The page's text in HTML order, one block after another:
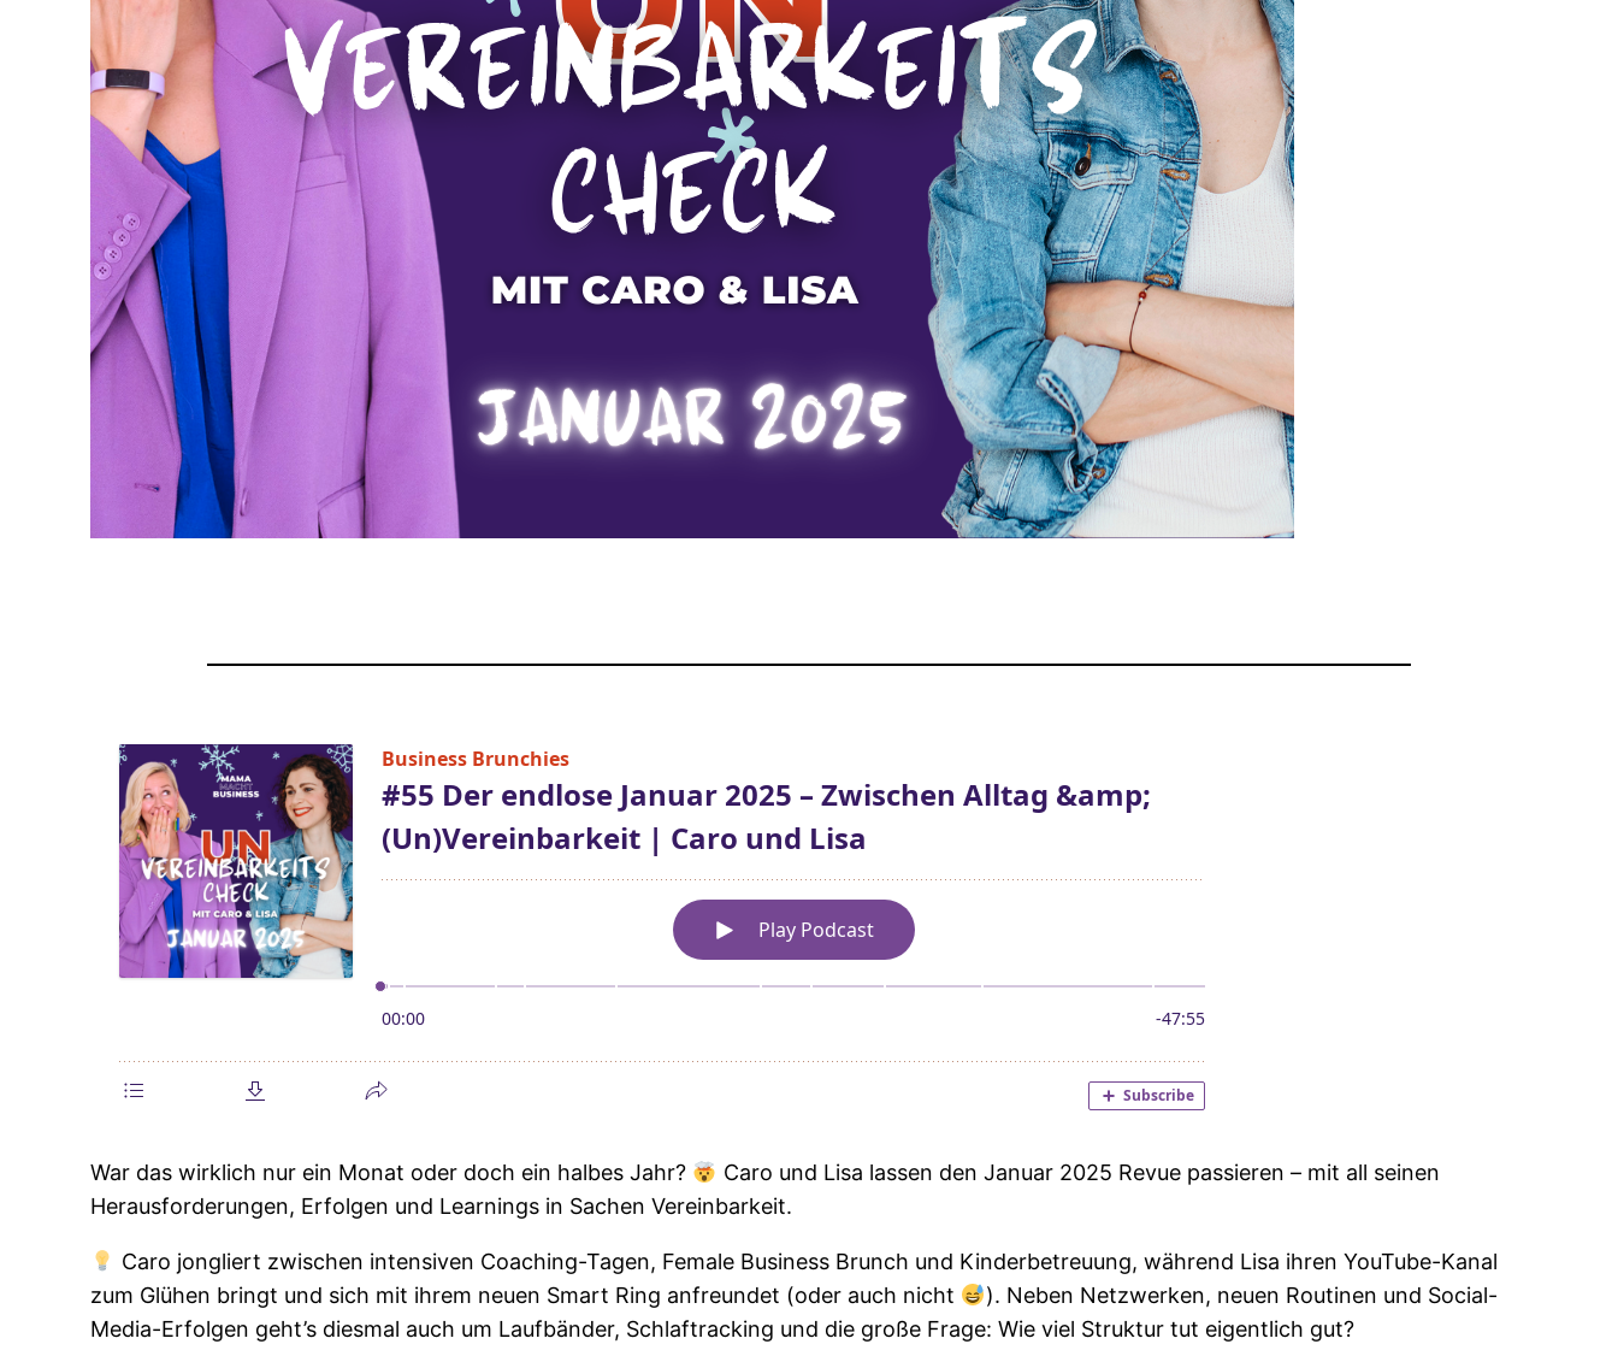
War das wirklich nur ein Monat oder doch ein halbes Jahr?
Caro und Lisa lassen den Januar 2025 Revue passieren – mit all seinen
Herausforderungen, Erfolgen und Learnings in Sachen Vereinbarkeit.
Caro jongliert zwischen intensiven Coaching-Tagen, Female Business Brunch und Kinderbetreuung, während Lisa ihren YouTube-Kanal
zum Glühen bringt und sich mit ihrem neuen Smart Ring anfreundet (oder auch nicht
). Neben Netzwerken, neuen Routinen und Social-
Media-Erfolgen geht’s diesmal auch um Laufbänder, Schlaftracking und die große Frage: Wie viel Struktur tut eigentlich gut?